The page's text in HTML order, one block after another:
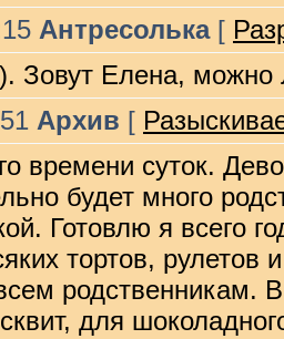
Антресолька[
Зовут Елена,
Архив [
времени суток.
будет много
Готовлю я всего
тортов, рулетов
родственникам.
для